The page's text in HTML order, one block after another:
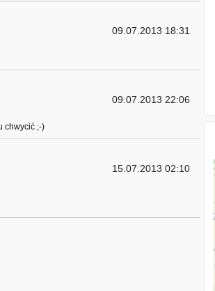
09.07.2013 18:31
09.07.2013 22:06
chwycić ;-)
15.07.2013 02:10